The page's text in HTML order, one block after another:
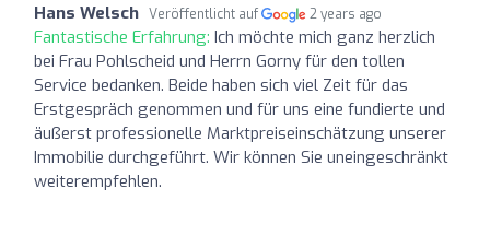
Hans Welsch Veröffentlicht auf 2 years ago
Fantastische Erfahrung: Ich möchte mich ganz herzlich
bei Frau Pohlscheid und Herrn Gorny für den tollen
Service bedanken. Beide haben sich viel Zeit für das
Erstgespräch genommen und für uns eine fundierte und
äußerst professionelle Marktpreiseinschätzung unserer
Immobilie durchgeführt. Wir können Sie uneingeschränkt
weiterempfehlen.